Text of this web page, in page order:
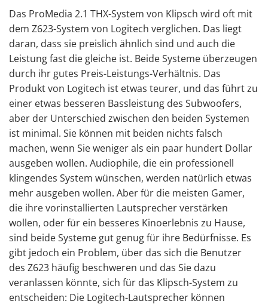
Das ProMedia 2.1 THX-System von Klipsch wird oft mit
dem Z623-System von Logitech verglichen. Das liegt
daran, dass sie preislich ähnlich sind und auch die
Leistung fast die gleiche ist. Beide Systeme überzeugen
durch ihr gutes Preis-Leistungs-Verhältnis. Das
Produkt von Logitech ist etwas teurer, und das führt zu
einer etwas besseren Bassleistung des Subwoofers,
aber der Unterschied zwischen den beiden Systemen
ist minimal. Sie können mit beiden nichts falsch
machen, wenn Sie weniger als ein paar hundert Dollar
ausgeben wollen. Audiophile, die ein professionell
klingendes System wünschen, werden natürlich etwas
mehr ausgeben wollen. Aber für die meisten Gamer,
die ihre vorinstallierten Lautsprecher verstärken
wollen, oder für ein besseres Kinoerlebnis zu Hause,
sind beide Systeme gut genug für ihre Bedürfnisse. Es
gibt jedoch ein Problem, über das sich die Benutzer
des Z623 häufig beschweren und das Sie dazu
veranlassen könnte, sich für das Klipsch-System zu
entscheiden: Die Logitech-Lautsprecher können